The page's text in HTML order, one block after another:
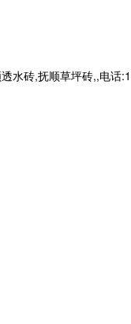
水砖,抚顺草坪砖,,电话